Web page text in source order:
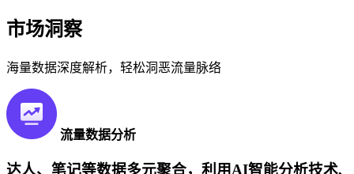
市场洞察
海量数据深度解析，轻松洞恶流量脉络
流量数据分析
达人、笔记等数据多元聚合，利用AI智能分析技术,